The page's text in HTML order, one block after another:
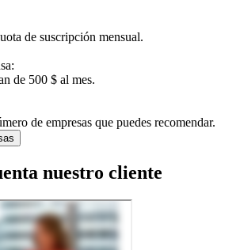
de suscripción mensual.
de 500 $ al mes.
de empresas que puedes recomendar.
nuestro cliente